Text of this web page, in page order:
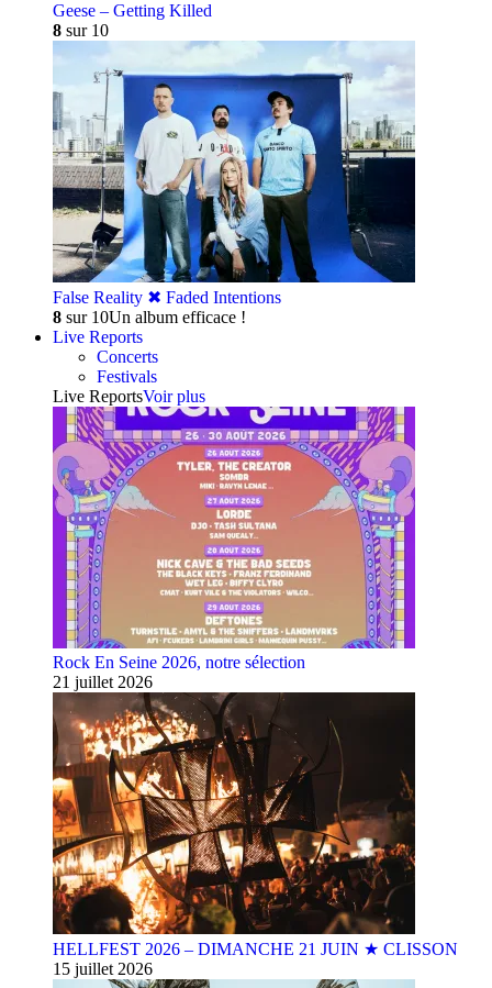
Geese – Getting Killed
8 sur 10
False Reality ✖︎ Faded Intentions
8 sur 10Un album efficace !
Live Reports
Concerts
Festivals
Live ReportsVoir plus
Rock En Seine 2026, notre sélection
21 juillet 2026
HELLFEST 2026 – DIMANCHE 21 JUIN ★ CLISSON
15 juillet 2026